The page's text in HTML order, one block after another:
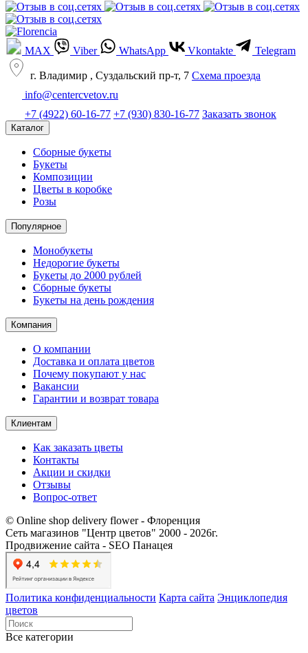
MAX Viber WhatsApp Vkontakte Telegram
г. Владимир , Суздальский пр-т, 7 Cхема проезда
info@centercvetov.ru
+7 (4922) 60-16-77 +7 (930) 830-16-77 Заказать звонок
Каталог
Сборные букеты
Букеты
Композиции
Цветы в коробке
Розы
Популярное
Монобукеты
Недорогие букеты
Букеты до 2000 рублей
Сборные букеты
Букеты на день рождения
Компания
О компании
Доставка и оплата цветов
Почему покупают у нас
Вакансии
Гарантии и возврат товара
Клиентам
Как заказать цветы
Контакты​
Акции и скидки
Отзывы
Вопрос-ответ
© Online shop delivery flower - Флоренция
Сеть магазинов "Центр цветов" 2000 ‐ 2026г.
Продвижение сайта - SEO Панацея
Политика конфиденциальности Карта сайта Энциклопедия
цветов
Все категории